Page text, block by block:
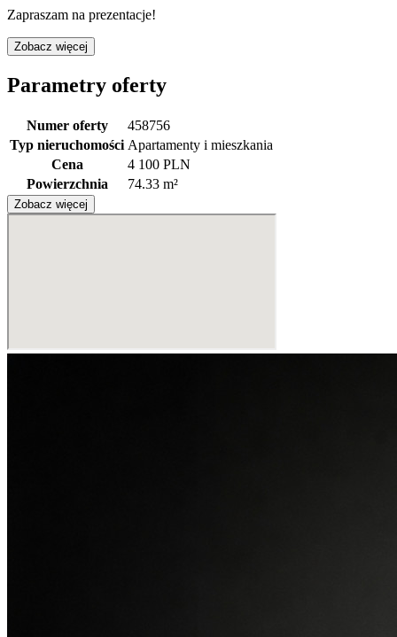
Zapraszam na prezentacje!
Zobacz więcej
Parametry oferty
Numer oferty
458756
Typ nieruchomości Apartamenty i mieszkania
Cena
4 100 PLN
Powierzchnia
74.33 m²
Zobacz więcej